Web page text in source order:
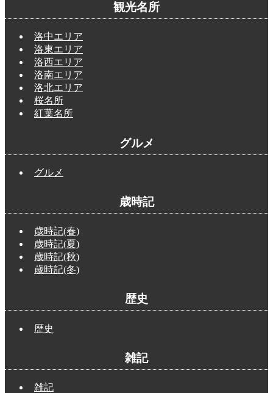
観光名所
洛中エリア
洛東エリア
洛西エリア
洛南エリア
洛北エリア
桜名所
紅葉名所
グルメ
グルメ
歳時記
歳時記(春)
歳時記(夏)
歳時記(秋)
歳時記(冬)
歴史
歴史
雑記
雑記